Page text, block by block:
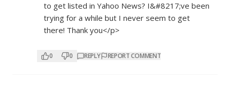
to get listed in Yahoo News? I&#8217;ve been
trying for a while but I never seem to get
there! Thank you</p>
0 0 REPLY REPORT COMMENT